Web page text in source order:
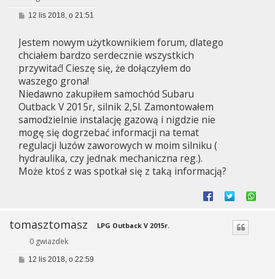
P
t
12 lis 2018, o 21:51
Jestem nowym użytkownikiem forum, dlatego
chciałem bardzo serdecznie wszystkich
przywitać! Cieszę się, że dołączyłem do
waszego grona!
Niedawno zakupiłem samochód Subaru
Outback V 2015r, silnik 2,5l. Zamontowałem
samodzielnie instalację gazową i nigdzie nie
mogę się dogrzebać informacji na temat
regulacji luzów zaworowych w moim silniku (
hydraulika, czy jednak mechaniczna reg.).
Może ktoś z was spotkał się z taką informacją?
tomasztomasz
0 gwiazdek
LPG Outback V 2015r.
P12 lis 2018, o 22:59